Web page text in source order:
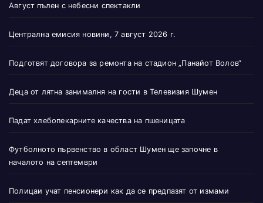
Август пълен с небесни спектакли
Централна емисия новини, 7 август 2026 г.
Подготвят договора за ремонта на стадион „Панайот Волов“
Деца от лятна занималня на гости в Телевизия Шумен
Падат хлебопекарните качества на пшеницата
Футболното първенство в област Шумен ще започне в
началото на септември
Полицаи учат пенсионери как да се предпазят от измами